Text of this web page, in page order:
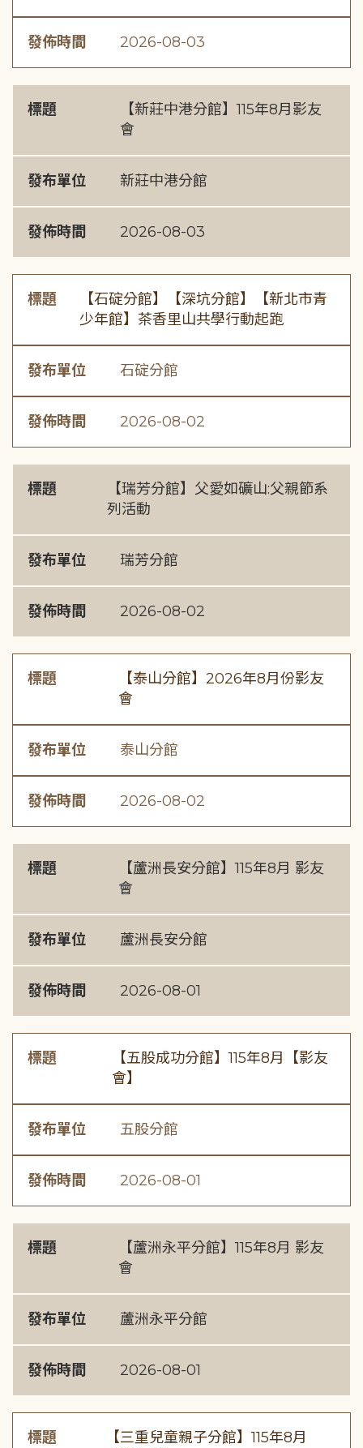
發佈時間 2026-08-03
標題
【新莊中港分館】115年8月影友
會
發布單位 新莊中港分館
發佈時間 2026-08-03
標題
【石碇分館】【深坑分館】【新北市青
少年館】茶香里山共學行動起跑
發布單位 石碇分館
發佈時間 2026-08-02
標題
【瑞芳分館】父愛如礦山:父親節系
列活動
發布單位 瑞芳分館
發佈時間 2026-08-02
標題
【泰山分館】2026年8月份影友
會
發布單位 泰山分館
發佈時間 2026-08-02
標題
【蘆洲長安分館】115年8月 影友
會
發布單位 蘆洲長安分館
發佈時間 2026-08-01
標題
【五股成功分館】115年8月【影友
會】
發布單位 五股分館
發佈時間 2026-08-01
標題
【蘆洲永平分館】115年8月 影友
會
發布單位 蘆洲永平分館
發佈時間 2026-08-01
標題
【三重兒童親子分館】115年8月